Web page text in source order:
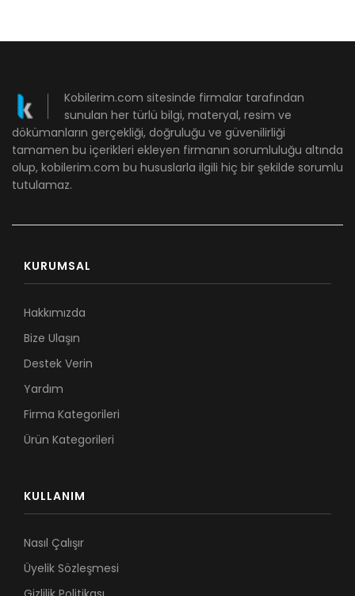
Kobilerim.com sitesinde firmalar tarafından
sunulan her türlü bilgi, materyal, resim ve
dökümanların gerçekliği, doğruluğu ve güvenilirliği
tamamen bu içerikleri ekleyen firmanın sorumluluğu altında
olup, kobilerim.com bu hususlarla ilgili hiç bir şekilde sorumlu
tutulamaz.
KURUMSAL
Hakkımızda
Bize Ulaşın
Destek Verin
Yardım
Firma Kategorileri
Ürün Kategorileri
KULLANIM
Nasıl Çalışır
Üyelik Sözleşmesi